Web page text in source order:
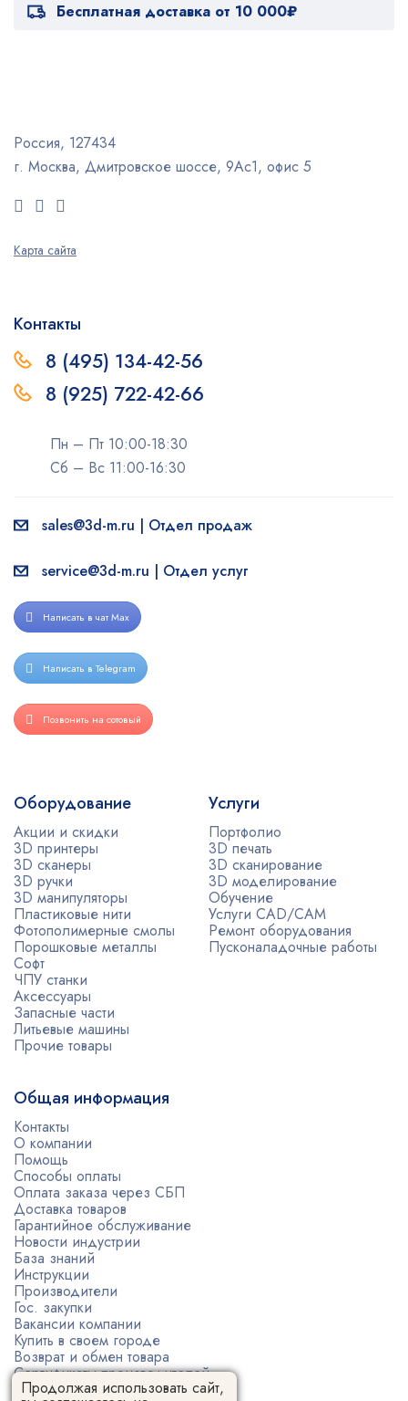
Бесплатная доставка от 10 000₽
Россия, 127434
г. Москва, Дмитровское шоссе, 9Ас1, офис 5
Карта сайта
Контакты
8 (495) 134-42-56
8 (925) 722-42-66
Пн – Пт 10:00-18:30
Сб – Вс 11:00-16:30
sales@3d-m.ru | Отдел продаж
service@3d-m.ru | Отдел услуг
Написать в чат Max
Написать в Telegram
Позвонить на сотовый
Оборудование
Акции и скидки
3D принтеры
3D сканеры
3D ручки
3D манипуляторы
Пластиковые нити
Фотополимерные смолы
Порошковые металлы
Софт
ЧПУ станки
Аксессуары
Запасные части
Литьевые машины
Прочие товары
Услуги
Портфолио
3D печать
3D сканирование
3D моделирование
Обучение
Услуги CAD/CAM
Ремонт оборудования
Пусконаладочные работы
Общая информация
Контакты
О компании
Помощь
Способы оплаты
Оплата заказа через СБП
Доставка товаров
Гарантийное обслуживание
Новости индустрии
База знаний
Инструкции
Производители
Гос. закупки
Вакансии компании
Купить в своем городе
Возврат и обмен товара
Сертификаты производителей
Политика конфиденциальности
Продолжая использовать сайт,